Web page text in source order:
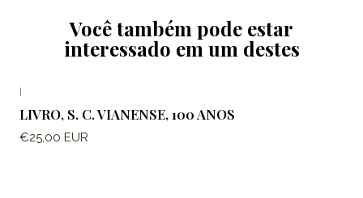
Você também pode estar
interessado em um destes
LIVRO, S. C. VIANENSE, 100 ANOS
€25,00 EUR